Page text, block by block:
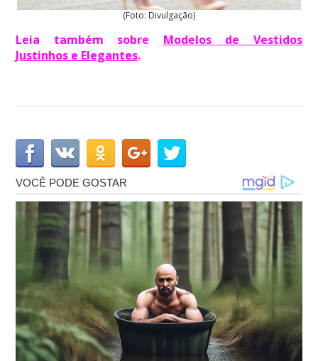
(Foto: Divulgação)
Leia também sobre Modelos de Vestidos
Justinhos e Elegantes.